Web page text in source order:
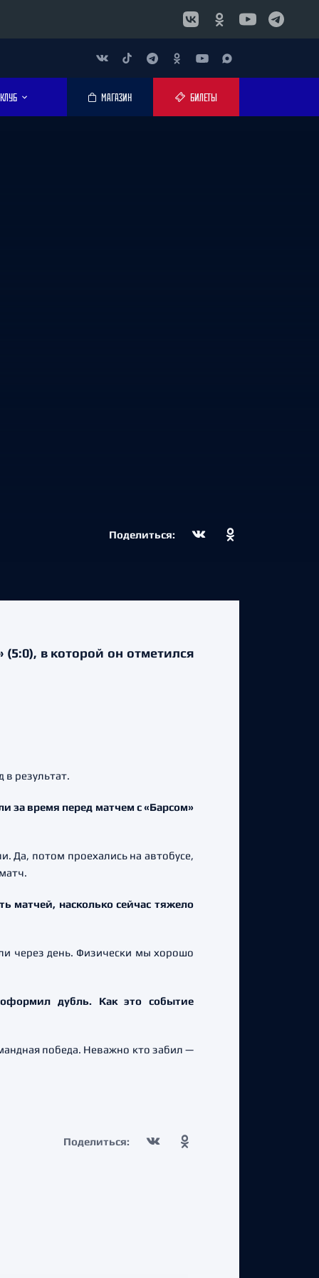
КЛУБ МАГАЗИН БИЛЕТЫ
Поделиться:
в которой он отметился
в результат.
за время перед матчем с «Барсом»
Да, потом проехались на автобусе,
матчей, насколько сейчас тяжело
через день. Физически мы хорошо
дубль. Как это событие
победа. Неважно кто забил —
Поделиться: